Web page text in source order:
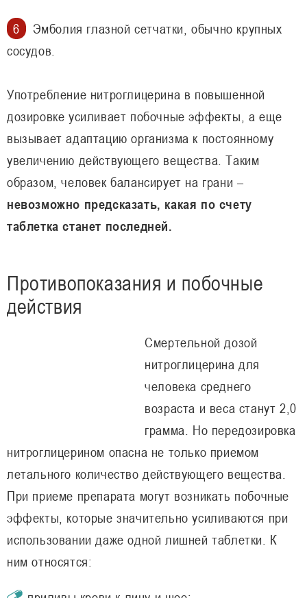
Эмболия глазной сетчатки, обычно крупных
сосудов.
Употребление нитроглицерина в повышенной
дозировке усиливает побочные эффекты, а еще
вызывает адаптацию организма к постоянному
увеличению действующего вещества. Таким
образом, человек балансирует на грани –
невозможно предсказать, какая по счету
таблетка станет последней.
Противопоказания и побочные
действия
Смертельной дозой
нитроглицерина для
человека среднего
возраста и веса станут 2,0
грамма. Но передозировка
нитроглицерином опасна не только приемом
летального количество действующего вещества.
При приеме препарата могут возникать побочные
эффекты, которые значительно усиливаются при
использовании даже одной лишней таблетки. К
ним относятся: